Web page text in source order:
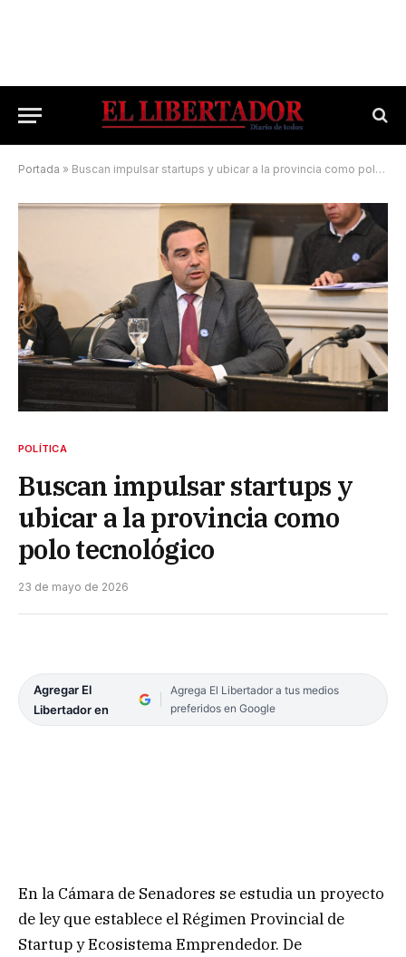
Portada » Buscan impulsar startups y ubicar a la provincia como polo tecnológico
POLÍTICA
Buscan impulsar startups y
ubicar a la provincia como
polo tecnológico
23 de mayo de 2026
Agregar El
Libertador en
Agrega El Libertador a tus medios
preferidos en Google
En la Cámara de Senadores se estudia un proyecto
de ley que establece el Régimen Provincial de
Startup y Ecosistema Emprendedor. De